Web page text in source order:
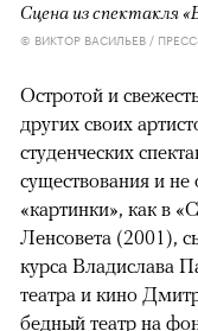
Сцена из спектакля
© ВИКТОР ВАСИЛЬЕВ /
Остротой и
других своих
студенческих
существования и
«картинки», как в
Ленсовета (2001),
курса Владислава
театра и кино
бедный театр на